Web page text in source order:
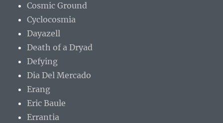
Cosmic Ground
Cyclocosmia
Dayazell
Death of a Dryad
Defying
Dia Del Mercado
Erang
Eric Baule
Errantia